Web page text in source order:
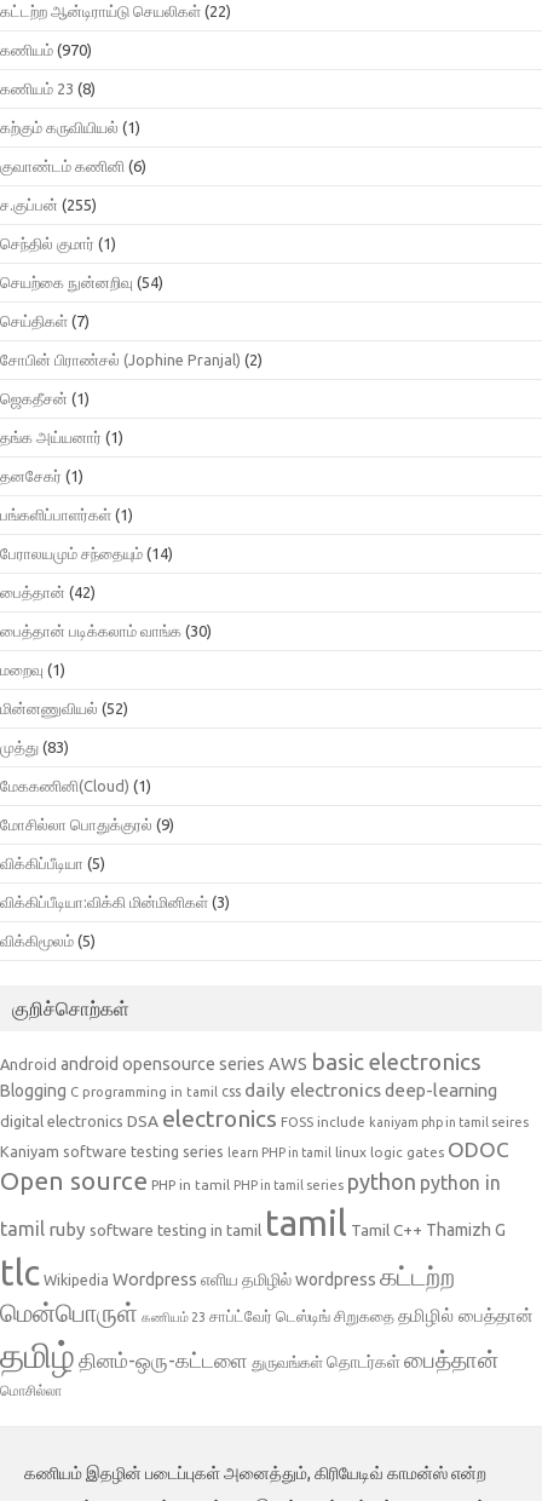
கட்டற்ற ஆன்டிராய்டு செயலிகள் (22)
கணியம் (970)
கணியம் 23 (8)
கற்கும் கருவியியல் (1)
குவாண்டம் கணினி (6)
ச.குப்பன் (255)
செந்தில் குமார் (1)
செயற்கை நுன்னறிவு (54)
செய்திகள் (7)
சோபின் பிராண்சல் (Jophine Pranjal) (2)
ஜெகதீசன் (1)
தங்க அய்யனார் (1)
தனசேகர் (1)
பங்களிப்பாளர்கள் (1)
பேராலயமும் சந்தையும் (14)
பைத்தான் (42)
பைத்தான் படிக்கலாம் வாங்க (30)
மறைவு (1)
மின்னணுவியல் (52)
முத்து (83)
மேககணினி(Cloud) (1)
மோசில்லா பொதுக்குரல் (9)
விக்கிப்பீடியா (5)
விக்கிப்பீடியா:விக்கி மின்மினிகள் (3)
விக்கிமூலம் (5)
குறிச்சொற்கள்
Android android opensource series AWS basic electronics
Blogging C programming in tamil css daily electronicsdeep-learning
digital electronics DSA electronics FOSS include kaniyam php in tamil seires
Kaniyam software testing series learn PHP in tamil linux logic gates ODOC
Open source PHP in tamil PHP in tamil series python python in
tamil ruby software testing in tamil tamil Tamil C++ Thamizh G
tlc Wikipedia Wordpress எளிய தமிழில் wordpress கட்டற்ற
மென்பொருள் கணியம் 23 சாப்ட்வேர் டெஸ்டிங் சிறுகதை தமிழில் பைத்தான்
தமிழ் தினம்-ஒரு-கட்டளை துருவங்கள் தொடர்கள்பைத்தான்
மொசில்லா
கணியம் இதழின் படைப்புகள் அனைத்தும், கிரியேடிவ் காமன்ஸ் என்ற